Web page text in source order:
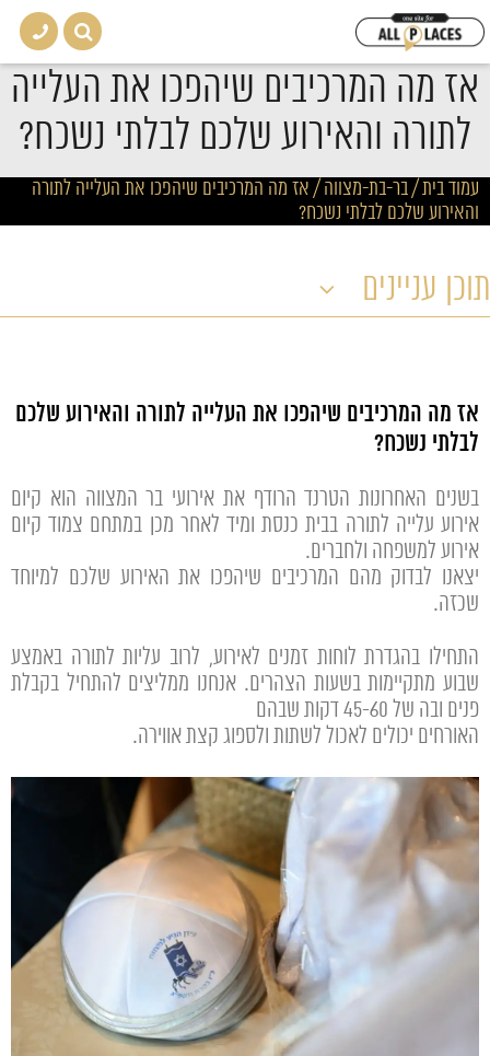
אז מה המרכיבים שיהפכו את העלייה
לתורה והאירוע שלכם לבלתי נשכח?
עמוד בית/בר-בת-מצווה/אז מה המרכיבים שיהפכו את העלייה לתורה
והאירוע שלכם לבלתי נשכח?
תוכן עניינים
אז מה המרכיבים שיהפכו את העלייה לתורה והאירוע שלכם
לבלתי נשכח?
בשנים האחרונות הטרנד הרודף את אירועי בר המצווה הוא קיום
אירוע עלייה לתורה בבית כנסת ומיד לאחר מכן במתחם צמוד קיום
אירוע למשפחה ולחברים.
יצאנו לבדוק מהם המרכיבים שיהפכו את האירוע שלכם למיוחד
שכזה.
התחילו בהגדרת לוחות זמנים לאירוע, לרוב עליות לתורה באמצע
שבוע מתקיימות בשעות הצהרים. אנחנו ממליצים להתחיל בקבלת
פנים ובה של 45-60 דקות שבהם
האורחים יכולים לאכול לשתות ולספוג קצת אווירה.